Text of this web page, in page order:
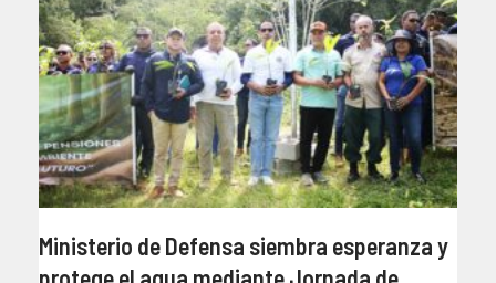
Ministerio de Defensa siembra esperanza y